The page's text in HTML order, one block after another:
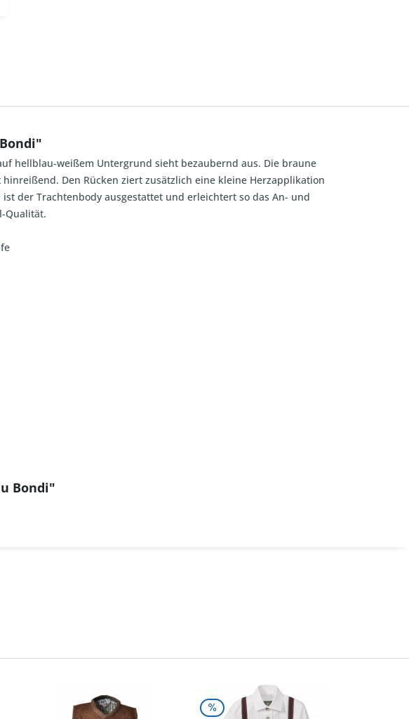
hellblau-weißem Untergrund sieht bezaubernd aus. Die braune
Den Rücken ziert zusätzlich eine kleine Herzapplikation
der Trachtenbody ausgestattet und erleichtert so das An- und
Qualität.
Bondi"